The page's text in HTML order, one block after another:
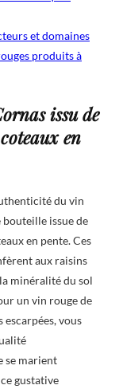
et domaines
produits à
issu de
en
du vin
bouteille issue de
en pente. Ces
aux raisins
minéralité du sol
un vin rouge de
vous
se marient
gustative